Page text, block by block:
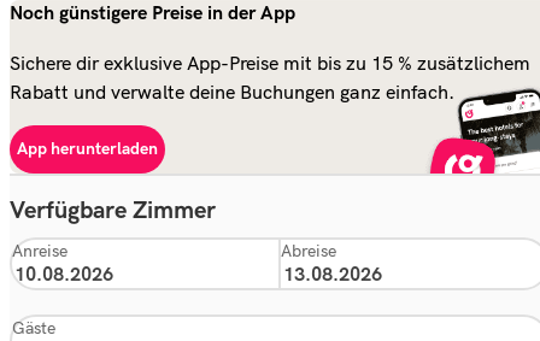
Noch günstigere Preise in der App
Sichere dir exklusive App-Preise mit bis zu 15 % zusätzlichem
Rabatt und verwalte deine Buchungen ganz einfach.
App herunterladen
Verfügbare Zimmer
Anreise Abreise
Gäste